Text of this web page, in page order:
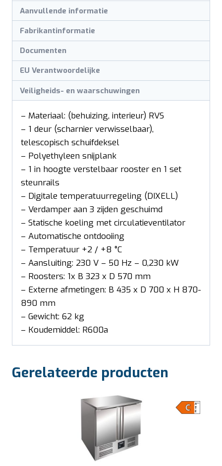
Aanvullende informatie
Fabrikantinformatie
Documenten
EU Verantwoordelijke
Veiligheids- en waarschuwingen
– Materiaal: (behuizing, interieur) RVS
– 1 deur (scharnier verwisselbaar),
telescopisch schuifdeksel
– Polyethyleen snijplank
– 1 in hoogte verstelbaar rooster en 1 set
steunrails
– Digitale temperatuurregeling (DIXELL)
– Verdamper aan 3 zijden geschuimd
– Statische koeling met circulatieventilator
– Automatische ontdooiing
– Temperatuur +2 / +8 °C
– Aansluiting: 230 V – 50 Hz – 0,230 kW
– Roosters: 1x B 323 x D 570 mm
– Externe afmetingen: B 435 x D 700 x H 870-
890 mm
– Gewicht: 62 kg
– Koudemiddel: R600a
Gerelateerde producten